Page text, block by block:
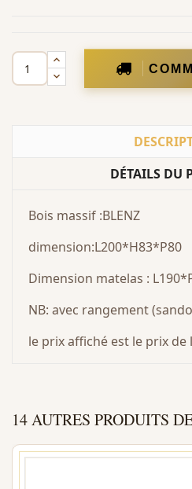
DÉTAILS DU
Bois massif :BLENZ
dimension:L200*H83*P80
Dimension matelas :
NB: avec rangement
le prix affiché est le prix de
14 AUTRES PRODUITS